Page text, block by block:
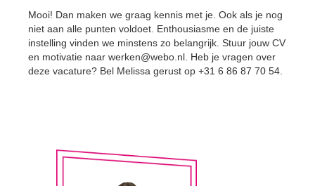
Mooi! Dan maken we graag kennis met je. Ook als je nog
niet aan alle punten voldoet. Enthousiasme en de juiste
instelling vinden we minstens zo belangrijk. Stuur jouw CV
en motivatie naar werken@webo.nl. Heb je vragen over
deze vacature? Bel Melissa gerust op +31 6 86 87 70 54.